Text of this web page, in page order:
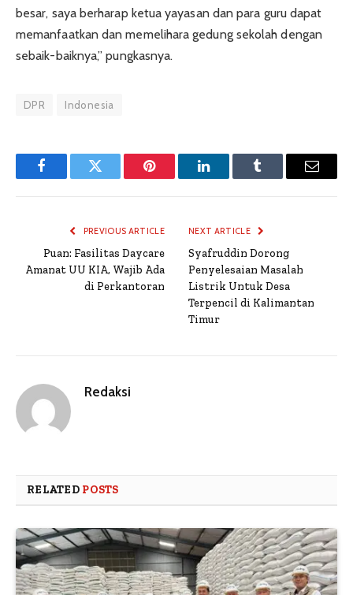
besar, saya berharap ketua yayasan dan para guru dapat
memanfaatkan dan memelihara gedung sekolah dengan
sebaik-baiknya,” pungkasnya.
DPR Indonesia
FacebookTwitter Pinterest LinkedInTumblr Email
PREVIOUS ARTICLE
Puan: Fasilitas Daycare
Amanat UU KIA, Wajib Ada
di Perkantoran
NEXT ARTICLE
Syafruddin Dorong
Penyelesaian Masalah
Listrik Untuk Desa
Terpencil di Kalimantan
Timur
Redaksi
RELATED POSTS